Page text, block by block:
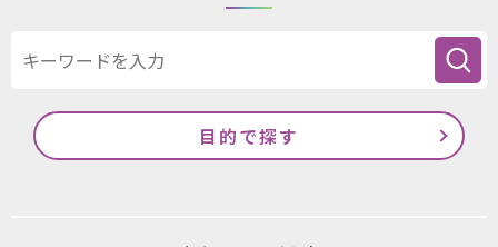
目的で探す